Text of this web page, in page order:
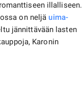
illalliseen.
on neljäuima-
jännittävään lasten
Karonin